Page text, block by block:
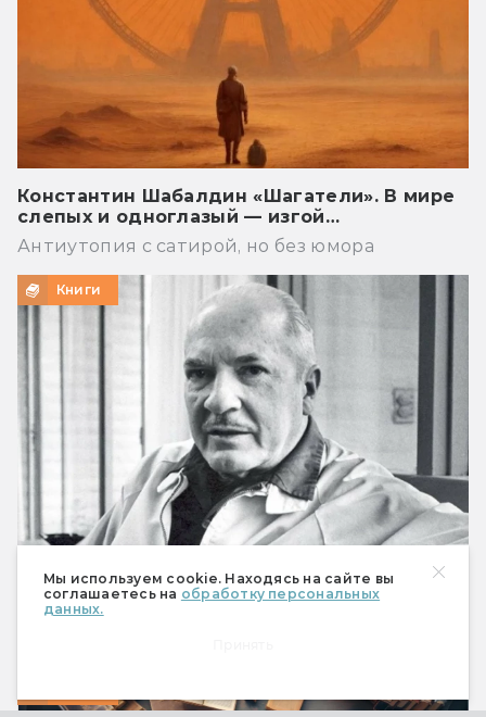
Мы используем cookie. Находясь на сайте вы
соглашаетесь на обработку персональных
данных.
Константин Шабалдин «Шагатели». В мире
слепых и одноглазый — изгой…
Антиутопия с сатирой, но без юмора
Книги
Что предсказал Роберт Хайнлайн